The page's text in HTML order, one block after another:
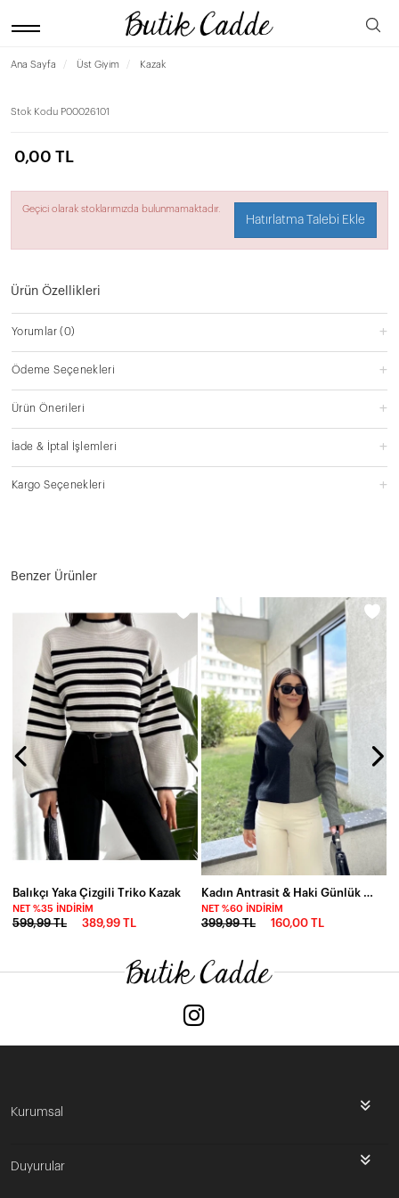
Ana Sayfa Üst Giyim Kazak
Stok Kodu P00026101
0,00 TL
Geçici olarak stoklarımızda bulunmamaktadır.
Hatırlatma Talebi Ekle
Ürün Özellikleri
Yorumlar(0)
Ödeme Seçenekleri
Ürün Önerileri
İade & İptal İşlemleri
Kargo Seçenekleri
Benzer Ürünler
Balıkçı Yaka Çizgili Triko Kazak
NET %35 İNDIRIM
599,99 TL 389,99 TL
Kadın Antrasit & Haki Günlük Stil V Yaka Kazak
NET %60 İNDIRIM
399,99 TL 160,00 TL
Kurumsal
Duyurular